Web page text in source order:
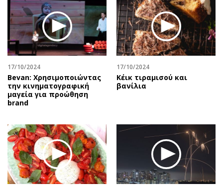
17/10/2024
Bevan: Χρησιμοποιώντας
την κινηματογραφική
μαγεία για προώθηση
brand
17/10/2024
Κέικ τιραμισού και
βανίλια